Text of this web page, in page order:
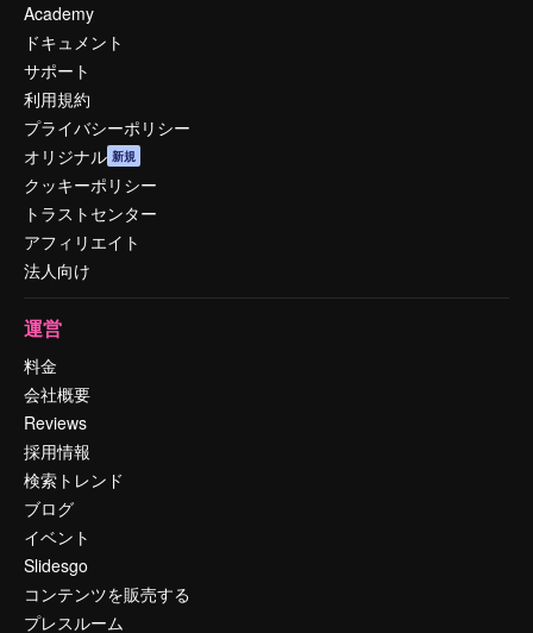
Academy
ドキュメント
サポート
利用規約
プライバシーポリシー
オリジナル 新規
クッキーポリシー
トラストセンター
アフィリエイト
法人向け
運営
料金
会社概要
Reviews
採用情報
検索トレンド
ブログ
イベント
Slidesgo
コンテンツを販売する
プレスルーム